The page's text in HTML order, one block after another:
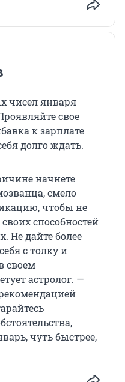
чисел января
свое
к зарплате
долго ждать.
начнете
смело
чтобы не
способностей
Не дайте более
с толку и
своем
астролог. —
чуть быстрее,